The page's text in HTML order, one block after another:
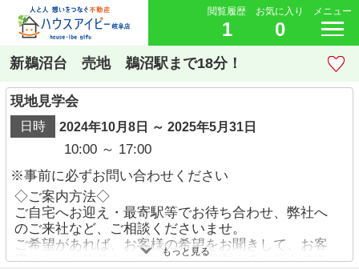
閲覧履歴
1
お気に入り
0
メニュー
新鵜沼台 売地 鵜沼駅まで18分！
現地見学会
日時 2024年10月8日 ～ 2025年5月31日
10:00 ～ 17:00
※事前に必ずお問い合わせください
◇ご案内方法◇
ご自宅へお迎え・最寄駅等でお待ち合わせ、弊社へ
のご来社など、ご相談くださいませ。
ご希望があれば、お客様の希望をお聞きして、お客
様にあった物件をお探ししてご案内することもでき
もっと見る